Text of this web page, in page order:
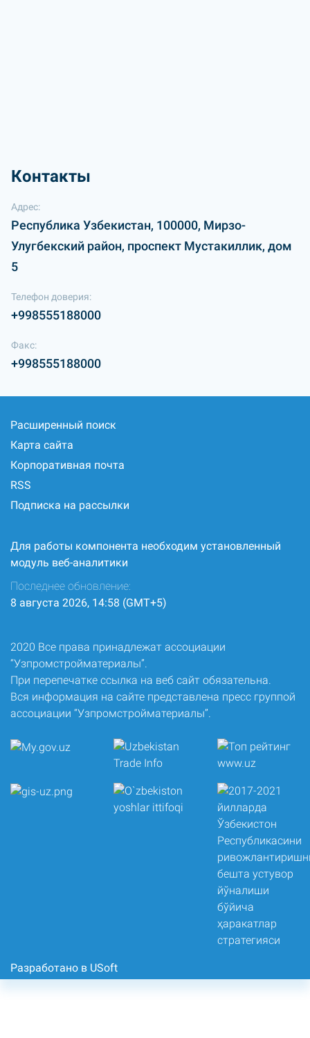
Контакты
Адрес:
Республика Узбекистан, 100000, Мирзо-
Улугбекский район, проспект Мустакиллик, дом
5
Телефон доверия:
+998555188000
Факс:
+998555188000
Расширенный поиск
Карта сайта
Корпоративная почта
RSS
Подписка на рассылки
Для работы компонента необходим установленный
модуль веб-аналитики
Последнее обновление:
8 августа 2026, 14:58 (GMT+5)
2020 Все права принадлежат ассоциации
“Узпромстройматериалы”.
При перепечатке ссылка на веб сайт обязательна.
Вся информация на сайте представлена пресс группой
ассоциации “Узпромстройматериалы”.
Разработано в USoft